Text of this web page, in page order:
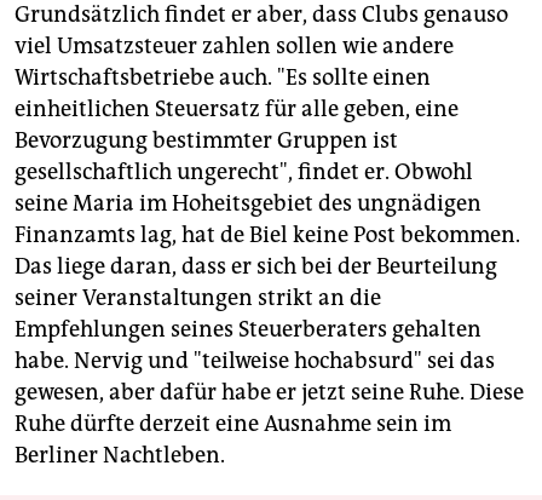
Grundsätzlich findet er aber, dass Clubs genauso
viel Umsatzsteuer zahlen sollen wie andere
Wirtschaftsbetriebe auch. "Es sollte einen
einheitlichen Steuersatz für alle geben, eine
Bevorzugung bestimmter Gruppen ist
gesellschaftlich ungerecht", findet er. Obwohl
seine Maria im Hoheitsgebiet des ungnädigen
Finanzamts lag, hat de Biel keine Post bekommen.
Das liege daran, dass er sich bei der Beurteilung
seiner Veranstaltungen strikt an die
Empfehlungen seines Steuerberaters gehalten
habe. Nervig und "teilweise hochabsurd" sei das
gewesen, aber dafür habe er jetzt seine Ruhe. Diese
Ruhe dürfte derzeit eine Ausnahme sein im
Berliner Nachtleben.